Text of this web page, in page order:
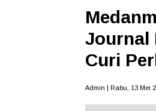
Journal
Curi
Admin | Rabu, 13 Mei